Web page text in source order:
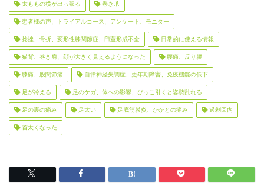
太ももの横が出っ張る 巻き爪
患者様の声、トライアルコース、アンケート、モニター
捻挫、骨折、変形性膝関節症、臼蓋形成不全 日常的に使える情報
猫背、巻き肩、顔が大きく見えるようになった 腰痛、反り腰
膝痛、股関節痛 自律神経失調症、更年期障害、免疫機能の低下
足が冷える 足のケガ、体への影響、びっこ引くと姿勢乱れる
足の裏の痛み 足太い 足底筋膜炎、かかとの痛み 過剰回内
首太くなった